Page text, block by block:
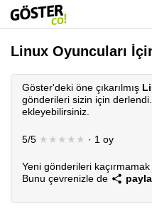
Linux Oyuncuları
Göster'deki öne çıkarılmış
gönderileri sizin için derlendi.
ekleyebilirsiniz.
5/5 ★★★★★ · 1 oy
Yeni gönderileri kaçırmamak
Bunu çevrenizle de